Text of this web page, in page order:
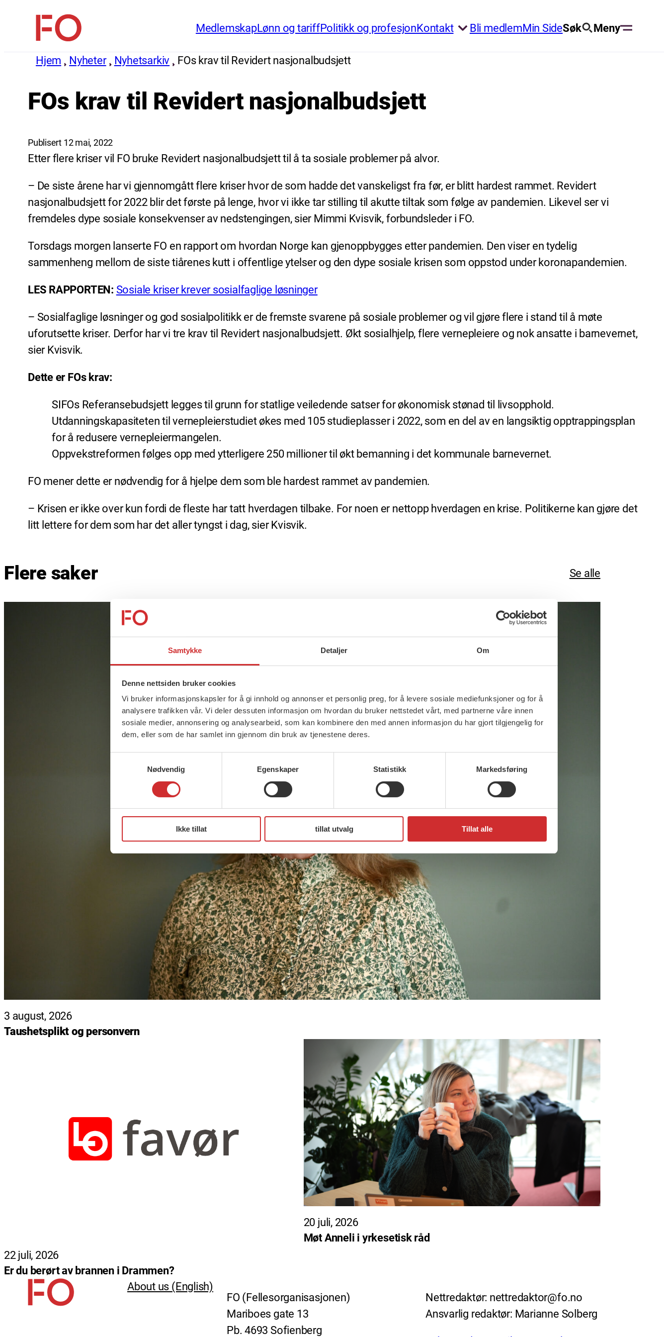
Samtykke Detaljer Om
Denne nettsiden bruker cookies
Vi bruker informasjonskapsler for å gi innhold og annonser et personlig preg, for å levere sosiale mediefunksjoner og for å
analysere trafikken vår. Vi deler dessuten informasjon om hvordan du bruker nettstedet vårt, med partnerne våre innen
sosiale medier, annonsering og analysearbeid, som kan kombinere den med annen informasjon du har gjort tilgjengelig for
dem, eller som de har samlet inn gjennom din bruk av tjenestene deres.
Nødvendig
Egenskaper Statistikk Markedsføring
Ikke tillat tillat utvalg Tillat alle
innholdFO
(Fellesorganisasjonen)
MedlemskapLønn og tariffPolitikk og profesjonKontakt Bli medlemMin SideSøk Meny
Hjem Nyheter Nyhetsarkiv FOs krav til Revidert nasjonalbudsjett
FOs krav til Revidert nasjonalbudsjett
Publisert 12 mai, 2022
Etter flere kriser vil FO bruke Revidert nasjonalbudsjett til å ta sosiale problemer på alvor.
– De siste årene har vi gjennomgått flere kriser hvor de som hadde det vanskeligst fra før, er blitt hardest rammet. Revidert
nasjonalbudsjett for 2022 blir det første på lenge, hvor vi ikke tar stilling til akutte tiltak som følge av pandemien. Likevel ser vi
fremdeles dype sosiale konsekvenser av nedstengingen, sier Mimmi Kvisvik, forbundsleder i FO.
Torsdags morgen lanserte FO en rapport om hvordan Norge kan gjenoppbygges etter pandemien. Den viser en tydelig
sammenheng mellom de siste tiårenes kutt i offentlige ytelser og den dype sosiale krisen som oppstod under koronapandemien.
LES RAPPORTEN: Sosiale kriser krever sosialfaglige løsninger
– Sosialfaglige løsninger og god sosialpolitikk er de fremste svarene på sosiale problemer og vil gjøre flere i stand til å møte
uforutsette kriser. Derfor har vi tre krav til Revidert nasjonalbudsjett. Økt sosialhjelp, flere vernepleiere og nok ansatte i barnevernet,
sier Kvisvik.
Dette er FOs krav:
SIFOs Referansebudsjett legges til grunn for statlige veiledende satser for økonomisk stønad til livsopphold.
Utdanningskapasiteten til vernepleierstudiet økes med 105 studieplasser i 2022, som en del av en langsiktig opptrappingsplan
for å redusere vernepleiermangelen.
Oppvekstreformen følges opp med ytterligere 250 millioner til økt bemanning i det kommunale barnevernet.
FO mener dette er nødvendig for å hjelpe dem som ble hardest rammet av pandemien.
– Krisen er ikke over kun fordi de fleste har tatt hverdagen tilbake. For noen er nettopp hverdagen en krise. Politikerne kan gjøre det
litt lettere for dem som har det aller tyngst i dag, sier Kvisvik.
Flere saker Se alle
3 august, 2026
Taushetsplikt og personvern
22 juli, 2026
Er du berørt av brannen i Drammen?
20 juli, 2026
Møt Anneli i yrkesetisk råd
About us (English)
FO (Fellesorganisasjonen)
Mariboes gate 13
Pb. 4693 Sofienberg
Nettredaktør: nettredaktor@fo.no
Ansvarlig redaktør: Marianne Solberg